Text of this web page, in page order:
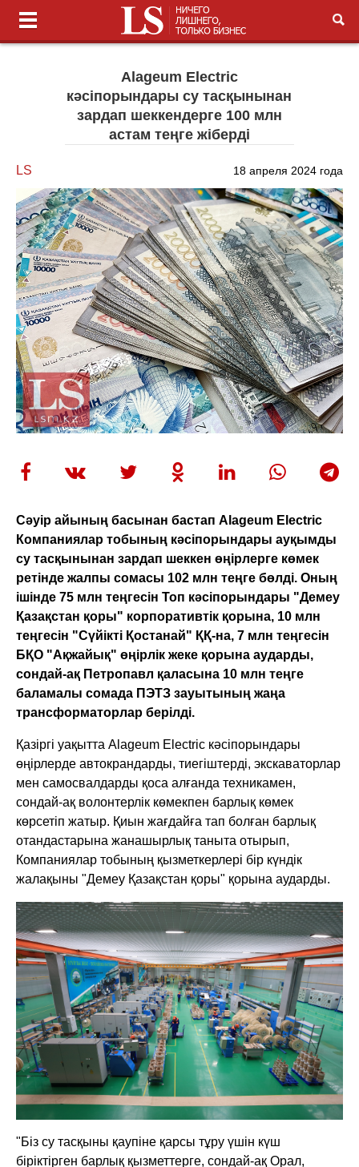
Alageum Electric
кәсіпорындары су тасқынынан
зардап шеккендерге 100 млн
астам теңге жіберді
LS 18 апреля 2024 года
Сәуір айының басынан бастап Alageum Electric
Компаниялар тобының кәсіпорындары ауқымды
су тасқынынан зардап шеккен өңірлерге көмек
ретінде жалпы сомасы 102 млн теңге бөлді. Оның
ішінде 75 млн теңгесін Топ кәсіпорындары "Демеу
Қазақстан қоры" корпоративтік қорына, 10 млн
теңгесін "Сүйікті Қостанай" ҚҚ-на, 7 млн теңгесін
БҚО "Ақжайық" өңірлік жеке қорына аударды,
сондай-ақ Петропавл қаласына 10 млн теңге
баламалы сомада ПЭТЗ зауытының жаңа
трансформаторлар берілді.
Қазіргі уақытта Alageum Electric кәсіпорындары
өңірлерде автокрандарды, тиегіштерді, экскаваторлар
мен самосвалдарды қоса алғанда техникамен,
сондай-ақ волонтерлік көмекпен барлық көмек
көрсетіп жатыр. Қиын жағдайға тап болған барлық
отандастарына жанашырлық таныта отырып,
Компаниялар тобының қызметкерлері бір күндік
жалақыны "Демеу Қазақстан қоры" қорына аударды.
"Біз су тасқыны қаупіне қарсы тұру үшін күш
біріктірген барлық қызметтерге, сондай-ақ Орал,